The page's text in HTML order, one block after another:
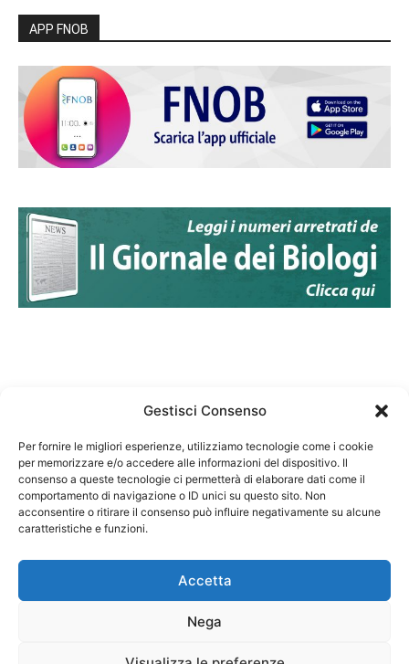
Gestisci Consenso
Per fornire le migliori esperienze, utilizziamo tecnologie come i cookie
per memorizzare e/o accedere alle informazioni del dispositivo. Il
consenso a queste tecnologie ci permetterà di elaborare dati come il
comportamento di navigazione o ID unici su questo sito. Non
acconsentire o ritirare il consenso può influire negativamente su alcune
caratteristiche e funzioni.
Accetta
Nega
APP FNOB
Federazione Nazionale Degli Ordini dei Biologi:
codice fiscale 80069130583
Responsabile sito internet www.fnob.it:
Privacy Policy Cookie Policy